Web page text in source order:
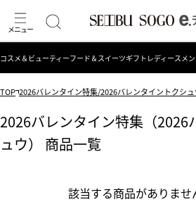
コスメ＆ビューティーフード＆スイーツギフト レディース メ
TOP 2026バレンタイン特集/2026バレンタイントクシュ
2026バレンタイン特集（2026
ュウ） 商品一覧
該当する商品がありませ